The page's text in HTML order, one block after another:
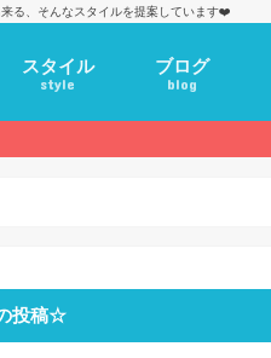
る、そんなスタイルを提案しています❤️
スタイル
style
ブログ
blog
投稿☆